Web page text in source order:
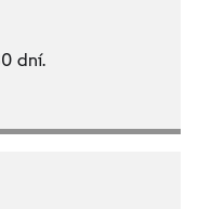
dní.